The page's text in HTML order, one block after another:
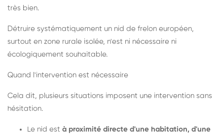
très bien.
Détruire systématiquement un nid de frelon européen,
surtout en zone rurale isolée, n'est ni nécessaire ni
écologiquement souhaitable.
Quand l'intervention est nécessaire
Cela dit, plusieurs situations imposent une intervention sans
hésitation.
Le nid est à proximité directe d'une habitation, d'une